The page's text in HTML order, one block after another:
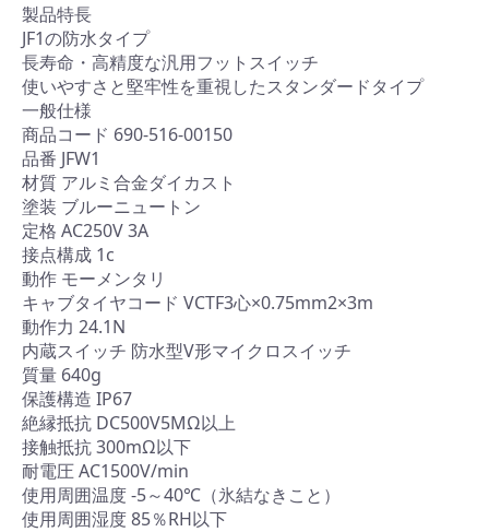
製品特長
JF1の防水タイプ
長寿命・高精度な汎用フットスイッチ
使いやすさと堅牢性を重視したスタンダードタイプ
一般仕様
商品コード 690-516-00150
品番 JFW1
材質 アルミ合金ダイカスト
塗装 ブルーニュートン
定格 AC250V 3A
接点構成 1c
動作 モーメンタリ
キャブタイヤコード VCTF3心×0.75mm2×3m
動作力 24.1N
内蔵スイッチ 防水型V形マイクロスイッチ
質量 640g
保護構造 IP67
絶縁抵抗 DC500V5MΩ以上
接触抵抗 300mΩ以下
耐電圧 AC1500V/min
使用周囲温度 -5～40℃（氷結なきこと）
使用周囲湿度 85％RH以下